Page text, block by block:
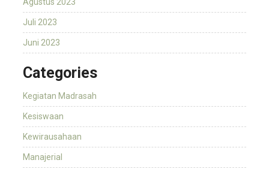
Juli 2023
Juni 2023
Categories
Kegiatan Madrasah
Kesiswaan
Kewirausahaan
Manajerial